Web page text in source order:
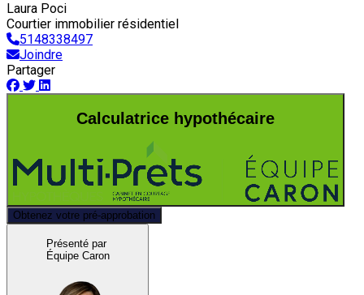
Laura Poci
Courtier immobilier résidentiel
5148338497
Joindre
Partager
Calculatrice hypothécaire
Obtenez votre pré-approbation
Présenté par
Équipe Caron